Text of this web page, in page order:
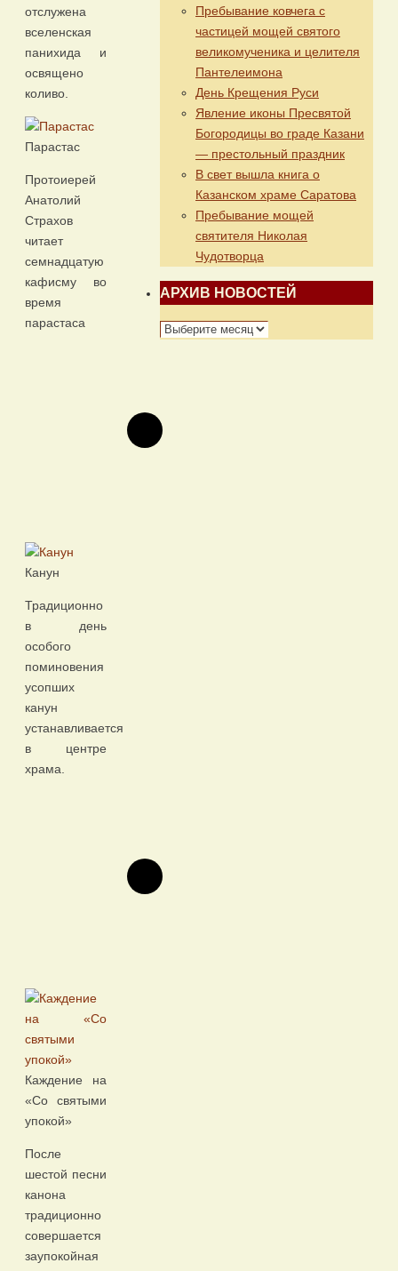
отслужена
вселенская
панихида и
освящено
коливо.
Парастас
Протоиерей
Анатолий
Страхов
читает
семнадцатую
кафисму во
время
парастаса
Канун
Традиционно
в день
особого
поминовения
усопших
канун
устанавливается
в центре
храма.
Каждение на
«Со святыми
упокой»
После
шестой песни
канона
традиционно
совершается
заупокойная
Пребывание ковчега с
частицей мощей святого
великомученика и целителя
Пантелеимона
День Крещения Руси
Явление иконы Пресвятой
Богородицы во граде Казани
— престольный праздник
В свет вышла книга о
Казанском храме Саратова
Пребывание мощей
святителя Николая
Чудотворца
АРХИВ НОВОСТЕЙ
АРХИВ